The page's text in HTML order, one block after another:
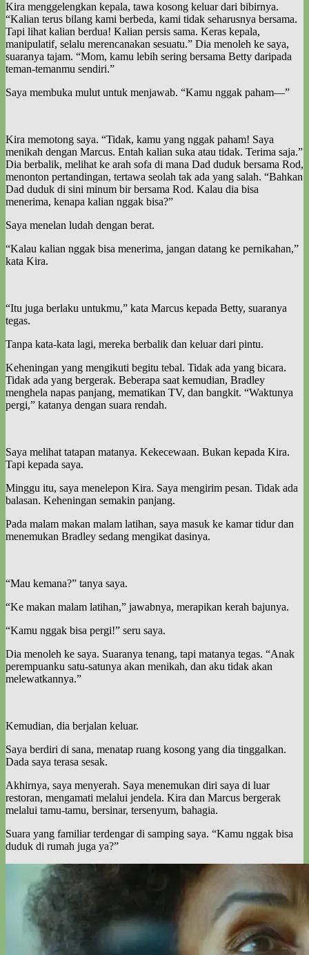
Kira menggelengkan kepala, tawa kosong keluar dari bibirnya.
“Kalian terus bilang kami berbeda, kami tidak seharusnya bersama.
Tapi lihat kalian berdua! Kalian persis sama. Keras kepala,
manipulatif, selalu merencanakan sesuatu.” Dia menoleh ke saya,
suaranya tajam. “Mom, kamu lebih sering bersama Betty daripada
teman-temanmu sendiri.”
Saya membuka mulut untuk menjawab. “Kamu nggak paham—”
Kira memotong saya. “Tidak, kamu yang nggak paham! Saya
menikah dengan Marcus. Entah kalian suka atau tidak. Terima saja.”
Dia berbalik, melihat ke arah sofa di mana Dad duduk bersama Rod,
menonton pertandingan, tertawa seolah tak ada yang salah. “Bahkan
Dad duduk di sini minum bir bersama Rod. Kalau dia bisa
menerima, kenapa kalian nggak bisa?”
Saya menelan ludah dengan berat.
“Kalau kalian nggak bisa menerima, jangan datang ke pernikahan,”
kata Kira.
“Itu juga berlaku untukmu,” kata Marcus kepada Betty, suaranya
tegas.
Tanpa kata-kata lagi, mereka berbalik dan keluar dari pintu.
Keheningan yang mengikuti begitu tebal. Tidak ada yang bicara.
Tidak ada yang bergerak. Beberapa saat kemudian, Bradley
menghela napas panjang, mematikan TV, dan bangkit. “Waktunya
pergi,” katanya dengan suara rendah.
Saya melihat tatapan matanya. Kekecewaan. Bukan kepada Kira.
Tapi kepada saya.
Minggu itu, saya menelepon Kira. Saya mengirim pesan. Tidak ada
balasan. Keheningan semakin panjang.
Pada malam makan malam latihan, saya masuk ke kamar tidur dan
menemukan Bradley sedang mengikat dasinya.
“Mau kemana?” tanya saya.
“Ke makan malam latihan,” jawabnya, merapikan kerah bajunya.
“Kamu nggak bisa pergi!” seru saya.
Dia menoleh ke saya. Suaranya tenang, tapi matanya tegas. “Anak
perempuanku satu-satunya akan menikah, dan aku tidak akan
melewatkannya.”
Kemudian, dia berjalan keluar.
Saya berdiri di sana, menatap ruang kosong yang dia tinggalkan.
Dada saya terasa sesak.
Akhirnya, saya menyerah. Saya menemukan diri saya di luar
restoran, mengamati melalui jendela. Kira dan Marcus bergerak
melalui tamu-tamu, bersinar, tersenyum, bahagia.
Suara yang familiar terdengar di samping saya. “Kamu nggak bisa
duduk di rumah juga ya?”